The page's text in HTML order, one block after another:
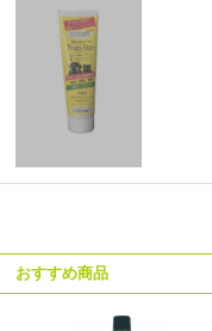
おすすめ商品